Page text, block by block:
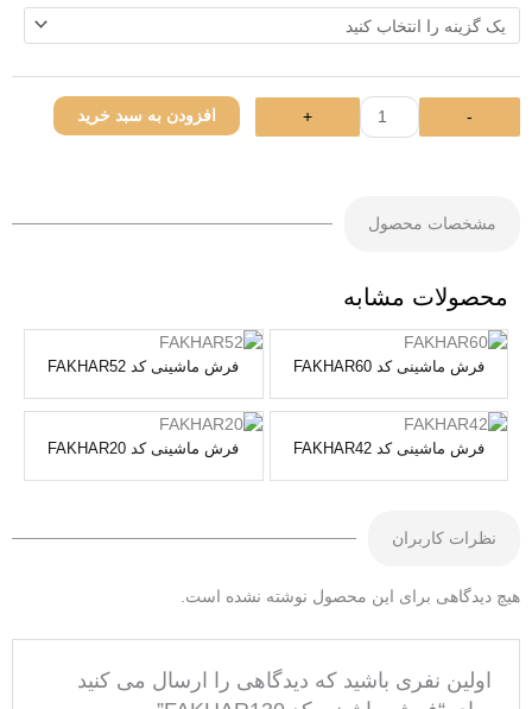
ماشینی
کد
عدد
افزودن به سبد خرید
مشخصات محصول
محصولات مشابه
فرش ماشینی کد FAKHAR60 فرش ماشینی کد FAKHAR52
فرش ماشینی کد FAKHAR42 فرش ماشینی کد FAKHAR20
نظرات کاربران
دیدگاهی برای این محصول نوشته نشده است.
اولین نفری باشید که دیدگاهی را ارسال می کنید